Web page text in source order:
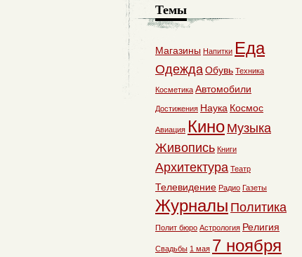
Темы
Магазины Напитки Еда
ОдеждаОбувь Техника
Косметика Автомобили
Достижения Наука Космос
Авиация Кино Музыка
Живопись Книги
Архитектура Театр
Телевидение Радио Газеты
Журналы Политика
Полит бюро Астрология Религия
Свадьбы 1 мая 7 ноября